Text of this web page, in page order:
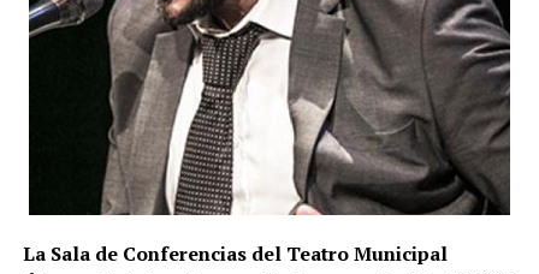
todavía podría aumentar a medida que se estudie la
documentación intervenida.
Registros en La Puebla de Cazalla
La conexión con La Puebla no es meramente
territorial. La fase operativa se desarrolló el pasado
registros en sociedades mercantiles situadas en La
La Sala de Conferencias del Teatro Municipal